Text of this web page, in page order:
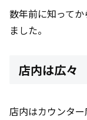
数年前に知って
ました。
店内は広々
店内はカウンタ